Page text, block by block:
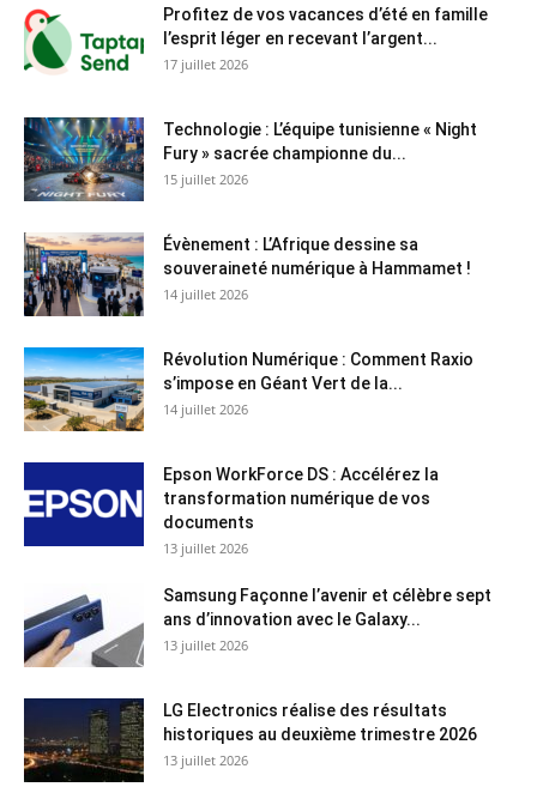
Profitez de vos vacances d’été en famille
l’esprit léger en recevant l’argent...
17 juillet 2026
Technologie : L’équipe tunisienne « Night
Fury » sacrée championne du...
15 juillet 2026
Évènement : L’Afrique dessine sa
souveraineté numérique à Hammamet !
14 juillet 2026
Révolution Numérique : Comment Raxio
s’impose en Géant Vert de la...
14 juillet 2026
Epson WorkForce DS : Accélérez la
transformation numérique de vos
documents
13 juillet 2026
Samsung Façonne l’avenir et célèbre sept
ans d’innovation avec le Galaxy...
13 juillet 2026
LG Electronics réalise des résultats
historiques au deuxième trimestre 2026
13 juillet 2026